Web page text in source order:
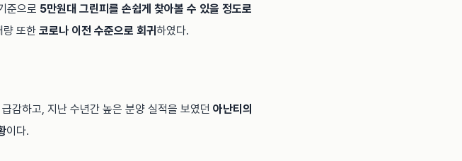
준으로 5만원대 그린피를 손쉽게 찾아볼 수 있을 정도로
량 또한 코로나 이전 수준으로 회귀하였다.
감하고, 지난 수년간 높은 분양 실적을 보였던 아난티의
이다.